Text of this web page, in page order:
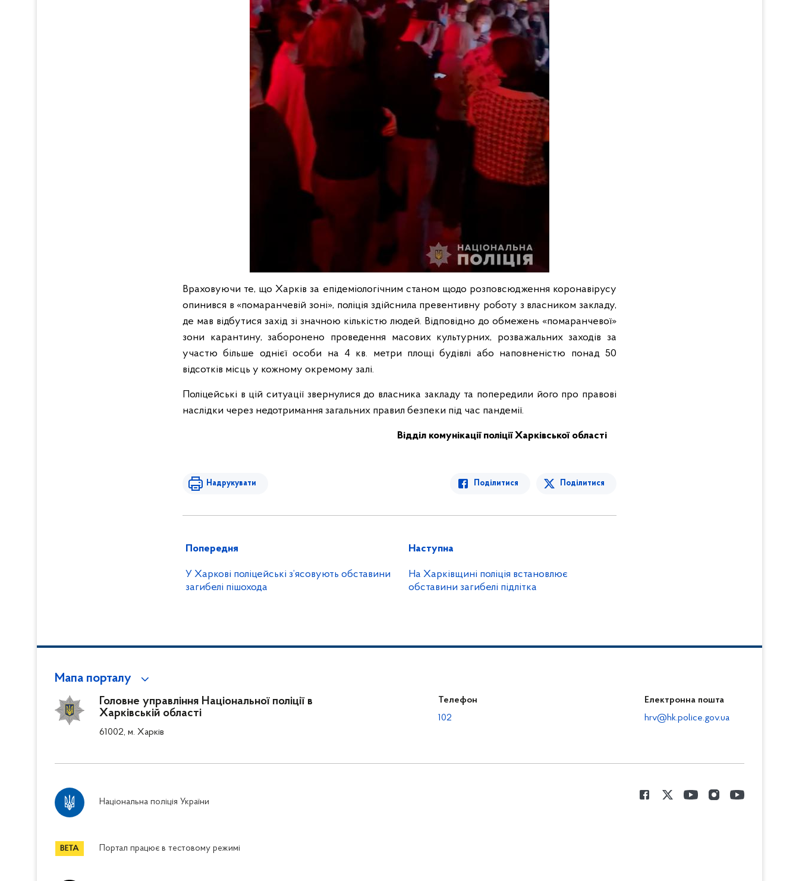
Враховуючи те, що Харків за епідеміологічним станом щодо розповсюдження коронавірусу
опинився в «помаранчевій зоні», поліція здійснила превентивну роботу з власником закладу,
де мав відбутися захід зі значною кількістю людей. Відповідно до обмежень «помаранчевої»
зони карантину, заборонено проведення масових культурних, розважальних заходів за
участю більше однієї особи на 4 кв. метри площі будівлі або наповненістю понад 50
відсотків місць у кожному окремому залі.
Поліцейські в цій ситуації звернулися до власника закладу та попередили його про правові
наслідки через недотримання загальних правил безпеки під час пандемії.
Відділ комунікації поліції Харківської області
Надрукувати Поділитися Поділитися
Попередня
У Харкові поліцейські з’ясовують обставини
загибелі пішохода
Наступна
На Харківщині поліція встановлює
обставини загибелі підлітка
Мапа порталу
Головне управління Національної поліції в
Харківській області
61002, м. Харків
Телефон
102
Електронна пошта
hrv@hk.police.gov.ua
Національна поліція України
Портал працює в тестовому режимі